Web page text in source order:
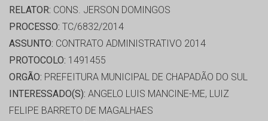
RELATOR: CONS. JERSON DOMINGOS
PROCESSO: TC/6832/2014
ASSUNTO: CONTRATO ADMINISTRATIVO 2014
PROTOCOLO: 1491455
ORGÃO: PREFEITURA MUNICIPAL DE CHAPADÃO DO SUL
INTERESSADO(S): ANGELO LUIS MANCINE-ME, LUIZ
FELIPE BARRETO DE MAGALHAES